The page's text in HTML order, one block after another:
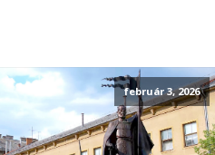
február 3, 2026